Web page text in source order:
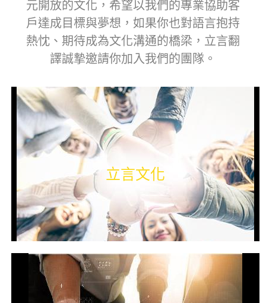
元開放的文化，希望以我們的專業協助客
戶達成目標與夢想，如果你也對語言抱持
熱忱、期待成為文化溝通的橋梁，立言翻
譯誠摯邀請你加入我們的團隊。
立言文化